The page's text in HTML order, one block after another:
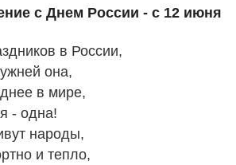
с Днем России - с 12 июня
в России,
она,
в мире,
- одна!
народы,
и тепло,